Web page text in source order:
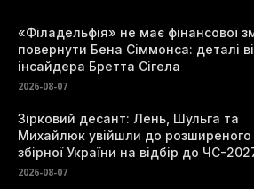
«Філадельфія» не має фінансової
повернути Бена Сіммонса: деталі
інсайдера Бретта Сігела
2026-08-07
Зірковий десант: Лень, Шульга та
Михайлюк увійшли до розширеного
збірної України на відбір до ЧС-
2026-08-07